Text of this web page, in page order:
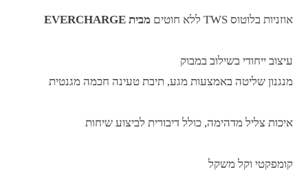
אוזניות בלוטוס TWS ללא חוטים מבית EVERCHARGE
עיצוב ייחודי בשילוב במבוק
מנגנון שליטה באמצעות מגע, תיבת טעינה חכמה מגנטית
איכות צליל מדהימה, כולל דיבורית לביצוע שיחות
קומפקטי וקל משקל